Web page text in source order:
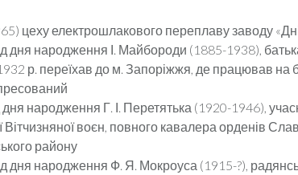
цеху електрошлакового переплаву заводу
дня народження І. Майбороди (1885-1938),
р. переїхав до м. Запоріжжя, де працював на
дня народження Г. І. Перетятька (1920-1946),
Вітчизняної воєн, повного кавалера орденів
району
дня народження Ф. Я. Мокроуса (1915-?),